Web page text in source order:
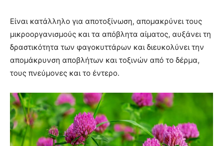
Είναι κατάλληλο για αποτοξίνωση, απομακρύνει τους
μικροοργανισμούς και τα απόβλητα αίματος, αυξάνει τη
δραστικότητα των φαγοκυττάρων και διευκολύνει την
απομάκρυνση αποβλήτων και τοξινών από το δέρμα,
τους πνεύμονες και το έντερο.